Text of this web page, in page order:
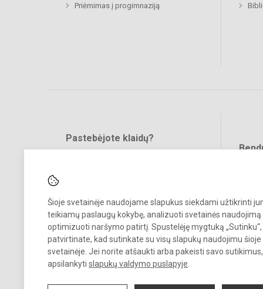
Šioje svetainėje naudojame slapukus siekdami užtikrinti
teikiamų paslaugų kokybę, analizuoti svetainės naudojimą
optimizuoti naršymo patirtį. Spustelėję mygtuką „Sutinku“,
patvirtinate, kad sutinkate su visų slapukų naudojimu šioje
svetainėje. Jei norite atšaukti arba pakeisti savo
apsilankyti slapukų valdymo puslapyje
Priėmimas į progimnaziją
Pastebėjote klaidų?
© 2023. Vilniaus Barboros Radvilaitės progimnazija. Visos teisės
saugomos.
Kopijuoti turinį be raštiško įstaigos administracijos sutikimo griežtai